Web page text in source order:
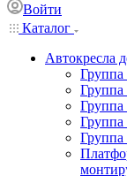
Войти
Каталог
Автокресла
Группа
Группа
Группа